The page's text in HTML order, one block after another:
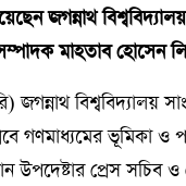
জগন্নাথ
মাহতাব হোসেন
জগন্নাথ বিশ্ববিদ্যালয়
গণমাধ্যমের ভূমিকা ও
উপদেষ্টার প্রেস সচিব